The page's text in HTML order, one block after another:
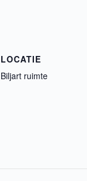
LOCATIE
Biljart ruimte